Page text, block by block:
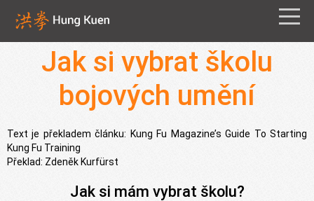
Jak si vybrat školu
bojových umění
Text je překladem článku: Kung Fu Magazine’s Guide To Starting
Kung Fu Training
Překlad: Zdeněk Kurfürst
Jak si mám vybrat školu?